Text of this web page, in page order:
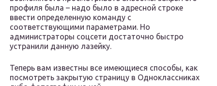
профиля была – надо было в адресной строке
ввести определенную команду с
соответствующими параметрами. Но
администраторы соцсети достаточно быстро
устранили данную лазейку.
Теперь вам известны все имеющиеся способы, как
посмотреть закрытую страницу в Одноклассниках